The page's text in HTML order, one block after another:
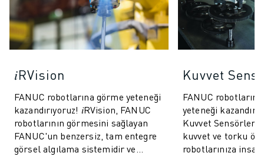
𝑖RVision
FANUC robotlarına görme yeteneği
kazandırıyoruz! 𝑖RVision, FANUC
robotlarının görmesini sağlayan
FANUC'un benzersiz, tam entegre
görsel algılama sistemidir ve
Kuvvet
FANUC
yeteneği
Kuvvet Sensörleri,
kuvvet ve torku
robotlarınıza